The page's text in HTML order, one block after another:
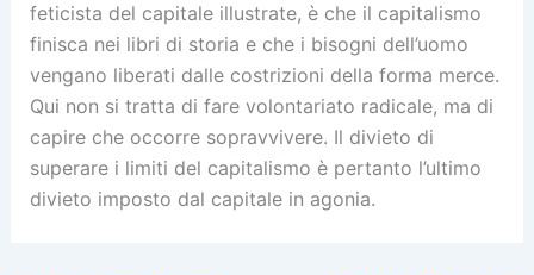
feticista del capitale illustrate, è che il capitalismo
finisca nei libri di storia e che i bisogni dell’uomo
vengano liberati dalle costrizioni della forma merce.
Qui non si tratta di fare volontariato radicale, ma di
capire che occorre sopravvivere. Il divieto di
superare i limiti del capitalismo è pertanto l’ultimo
divieto imposto dal capitale in agonia.